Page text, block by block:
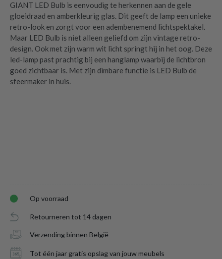
GIANT LED Bulb is eenvoudig te herkennen aan de gele
gloeidraad en amberkleurig glas. Dit geeft de lamp een unieke
retro-look en zorgt voor een adembenemend lichtspektakel.
Maar LED Bulb is niet alleen geliefd om zijn vintage retro-
design. Ook met zijn warm wit licht springt hij in het oog. Deze
led-lamp past prachtig bij een hanglamp waarbij de lichtbron
goed zichtbaar is. Met zijn dimbare functie is LED Bulb de
sfeermaker in huis.
Op voorraad
Retourneren tot 14 dagen
Verzending binnen België
Tot één jaar gratis opslag van jouw meubels